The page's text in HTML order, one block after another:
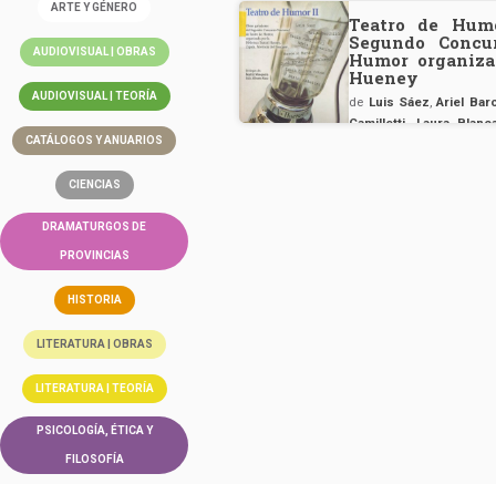
ARTE Y GÉNERO
AUDIOVISUAL | OBRAS
AUDIOVISUAL | TEORÍA
CATÁLOGOS Y ANUARIOS
CIENCIAS
DRAMATURGOS DE
PROVINCIAS
HISTORIA
LITERATURA | OBRAS
LITERATURA | TEORÍA
PSICOLOGÍA, ÉTICA Y
FILOSOFÍA
Teatro de
Segundo
Humor
Hueney
de Luis Sáez,Ariel
Camilletti
Laura